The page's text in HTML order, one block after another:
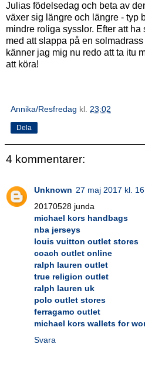
Julias födelsedag och beta av
växer sig längre och längre - typ
mindre roliga sysslor. Efter att
med att slappa på en
känner jag mig nu redo att ta itu
att köra!
Annika/Resfredag kl. 23:02
Dela
4 kommentarer:
Unknown 27 maj 2017 kl.
20170528 junda
michael kors handbags
nba jerseys
louis vuitton outlet stores
coach outlet online
ralph lauren outlet
true religion outlet
ralph lauren uk
polo outlet stores
ferragamo outlet
michael kors wallets for
Svara